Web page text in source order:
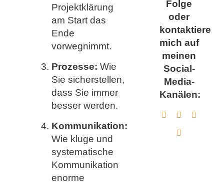
Projektklärung
am Start das
Ende
vorwegnimmt.
Prozesse: Wie
Sie sicherstellen,
dass Sie immer
besser werden.
Kommunikation:
Wie kluge und
systematische
Kommunikation
enorme
Folge
oder
kontaktiere
mich auf
meinen
Social-
Media-
Kanälen: